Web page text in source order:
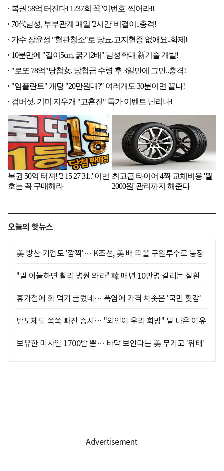
오늘의 핫뉴스
美 방산 기업도 '깜짝'… K조선, 美 배 띄울 구원투수로 등장
"말 어눌하면 빨리 병원 와라" 韓 매년 10만명 걸리는 질환
휴가철에 회 먹기 글렀네… 폭염에 가격 치솟은 '국민 횟감'
반도체도 쭉쭉 빠진 증시… "외인이 우리 희망" 말 나온 이유
보유한 미사일 1700발 뿐… 바닥 보인다는 美 무기고 '위태'